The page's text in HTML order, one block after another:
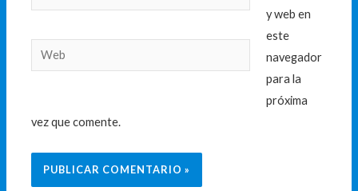
electrónico*
Web
y web en
este
navegador
para la
próxima
vez que comente.